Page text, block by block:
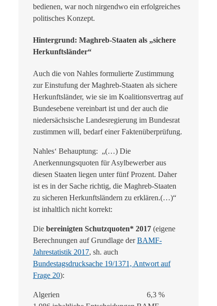
bedienen, war noch nirgendwo ein erfolgreiches
politisches Konzept.
Hintergrund: Maghreb-Staaten als „sichere
Herkunftsländer“
Auch die von Nahles formulierte Zustimmung
zur Einstufung der Maghreb-Staaten als sichere
Herkunftsländer, wie sie im Koalitionsvertrag auf
Bundesebene vereinbart ist und der auch die
niedersächsische Landesregierung im Bundesrat
zustimmen will, bedarf einer Faktenüberprüfung.
Nahles‘ Behauptung: „(…) Die
Anerkennungsquoten für Asylbewerber aus
diesen Staaten liegen unter fünf Prozent. Daher
ist es in der Sache richtig, die Maghreb-Staaten
zu sicheren Herkunftsländern zu erklären.(…)“
ist inhaltlich nicht korrekt:
Die bereinigten Schutzquoten* 2017 (eigene
Berechnungen auf Grundlage derBAMF-
Jahrestatistik 2017, sh. auch
Bundestagsdrucksache 19/1371, Antwort auf
Frage 20):
Algerien 6,3 %